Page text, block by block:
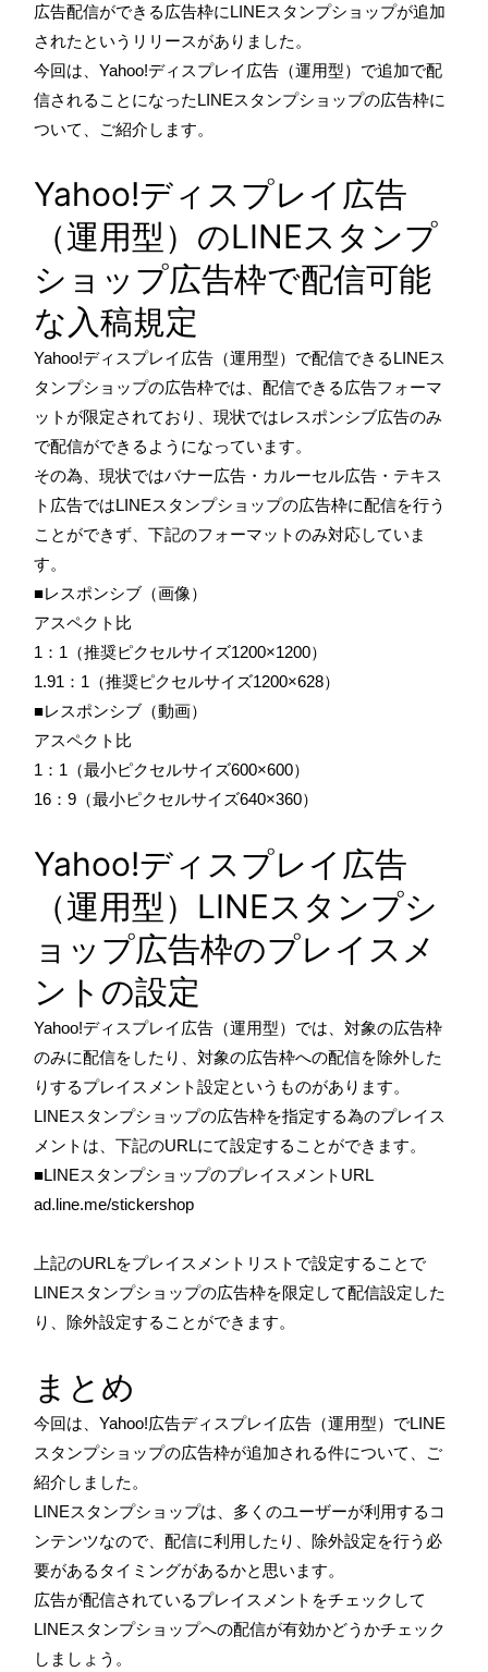
広告配信ができる広告枠にLINEスタンプショップが追加
されたというリリースがありました。
今回は、Yahoo!ディスプレイ広告（運用型）で追加で配
信されることになったLINEスタンプショップの広告枠に
ついて、ご紹介します。
Yahoo!ディスプレイ広告
（運用型）のLINEスタンプ
ショップ広告枠で配信可能
な入稿規定
Yahoo!ディスプレイ広告（運用型）で配信できるLINEス
タンプショップの広告枠では、配信できる広告フォーマ
ットが限定されており、現状ではレスポンシブ広告のみ
で配信ができるようになっています。
その為、現状ではバナー広告・カルーセル広告・テキス
ト広告ではLINEスタンプショップの広告枠に配信を行う
ことができず、下記のフォーマットのみ対応していま
す。
■レスポンシブ（画像）
アスペクト比
1：1（推奨ピクセルサイズ1200×1200）
1.91：1（推奨ピクセルサイズ1200×628）
■レスポンシブ（動画）
アスペクト比
1：1（最小ピクセルサイズ600×600）
16：9（最小ピクセルサイズ640×360）
Yahoo!ディスプレイ広告
（運用型）LINEスタンプシ
ョップ広告枠のプレイスメ
ントの設定
Yahoo!ディスプレイ広告（運用型）では、対象の広告枠
のみに配信をしたり、対象の広告枠への配信を除外した
りするプレイスメント設定というものがあります。
LINEスタンプショップの広告枠を指定する為のプレイス
メントは、下記のURLにて設定することができます。
■LINEスタンプショップのプレイスメントURL
ad.line.me/stickershop
上記のURLをプレイスメントリストで設定することで
LINEスタンプショップの広告枠を限定して配信設定した
り、除外設定することができます。
まとめ
今回は、 Yahoo!広告ディスプレイ広告（運用型）でLINE
スタンプショップの広告枠が追加される件について、ご
紹介しました。
LINEスタンプショップは、多くのユーザーが利用するコ
ンテンツなので、配信に利用したり、除外設定を行う必
要があるタイミングがあるかと思います。
広告が配信されているプレイスメントをチェックして
LINEスタンプショップへの配信が有効かどうかチェック
しましょう。